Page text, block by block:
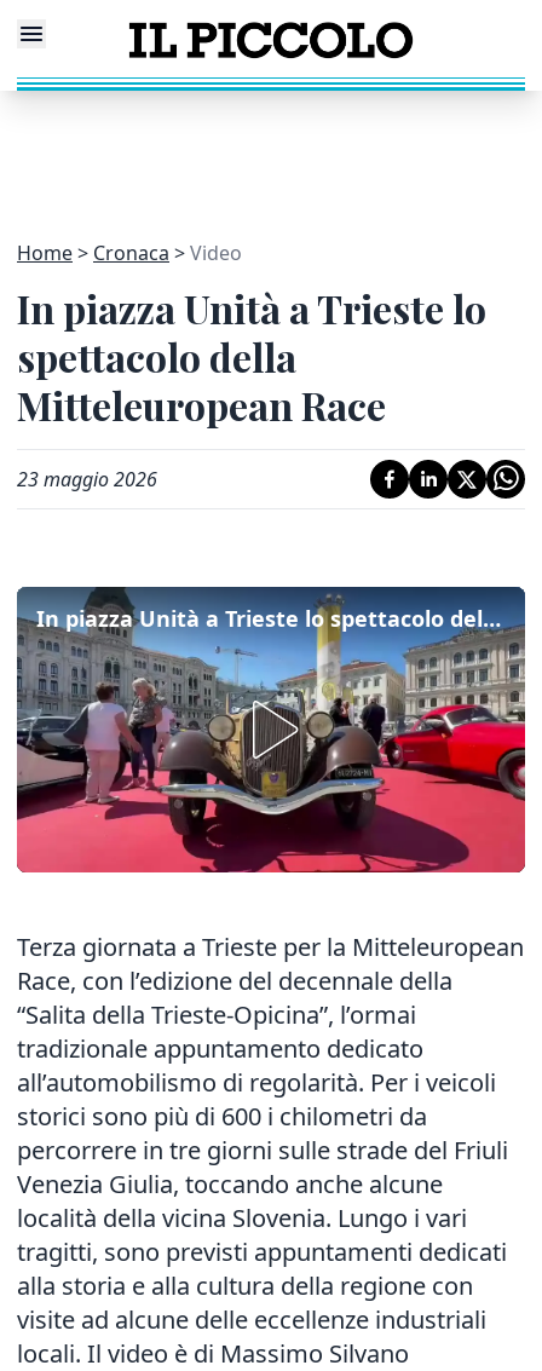
Home Cronaca Video
In piazza Unità a Trieste lo
spettacolo della
Mitteleuropean Race
23 maggio 2026
In piazza Unità a Trieste lo spettacolo della Mitteleuropean Race
Terza giornata a Trieste per la Mitteleuropean
Race, con l’edizione del decennale della
“Salita della Trieste-Opicina”, l’ormai
tradizionale appuntamento dedicato
all’automobilismo di regolarità. Per i veicoli
storici sono più di 600 i chilometri da
percorrere in tre giorni sulle strade del Friuli
Venezia Giulia, toccando anche alcune
località della vicina Slovenia. Lungo i vari
tragitti, sono previsti appuntamenti dedicati
alla storia e alla cultura della regione con
visite ad alcune delle eccellenze industriali
locali. Il video è di Massimo Silvano